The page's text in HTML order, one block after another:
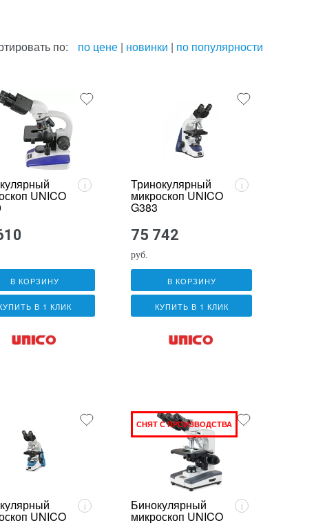
по: по цене | новинки | по популярности
UNICO
i
В КОРЗИНУ
В 1 КЛИК
Тринокулярный
микроскоп UNICO
G383
i
75 742
руб.
В КОРЗИНУ
КУПИТЬ В 1 КЛИК
UNICO
i
СНЯТ С ПРОИЗВОДСТВА
Бинокулярный
микроскоп UNICO
i